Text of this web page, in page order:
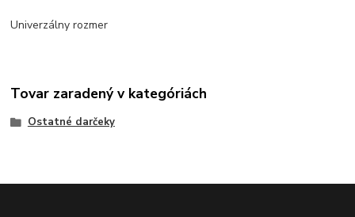
Univerzálny rozmer
Tovar zaradený v kategóriách
Ostatné darčeky